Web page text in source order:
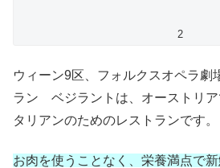
2
ウィーン9区、フォルクスオペラ劇
ラン ベジラントは、オーストリア
タリアンのためのレストランです。
お肉を使うことなく、栄養満点で